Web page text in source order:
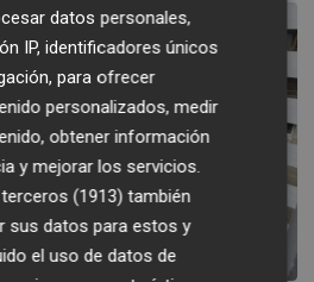
datos personales,
IP, identificadores únicos
para ofrecer
personalizados, medir
obtener información
y mejorar los servicios.
(1913) también
sus datos para estos y
el uso de datos de